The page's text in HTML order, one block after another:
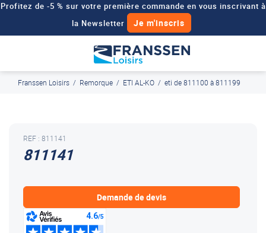
Profitez de -5 % sur votre première commande en vous inscrivant à
la Newsletter
Je m'inscris
Demander un devis
Paiement en ligne sécurisé, en 4x par Paypal
Franssen Loisirs / Remorque / ETI AL-KO / eti de 811100 à 811199
811141
REF : 811141
Demande de devis